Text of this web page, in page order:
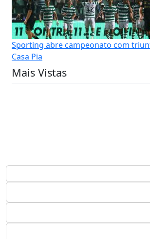
Sporting abre campeonato com
Casa Pia
Mais Vistas